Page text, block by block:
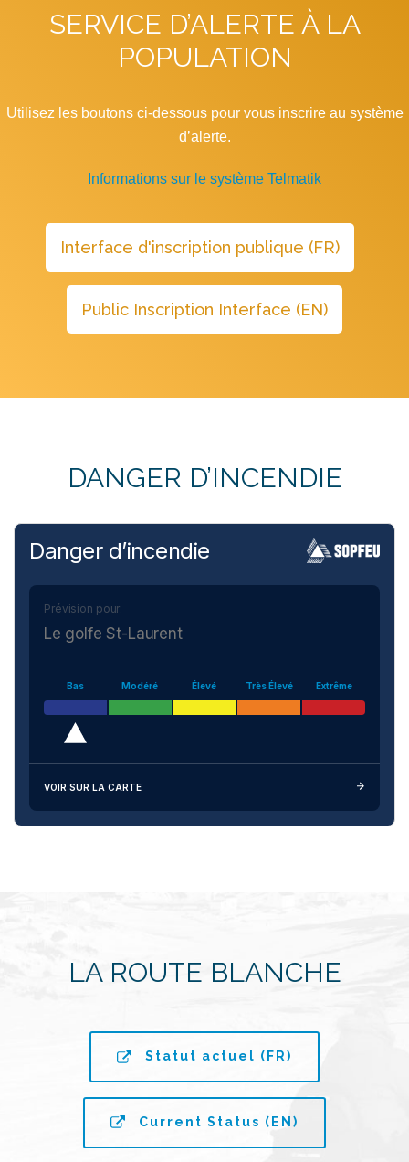
SERVICE D’ALERTE À LA
POPULATION
Utilisez les boutons ci-dessous pour vous inscrire au système
d’alerte.
Informations sur le système Telmatik
DANGER D’INCENDIE
Danger d’incendie
Prévision pour:
Le golfe St-Laurent
Bas Modéré Élevé Très Élevé Extrême
VOIR SUR LA CARTE
LA ROUTE BLANCHE
Statut actuel (FR)
Current Status (EN)